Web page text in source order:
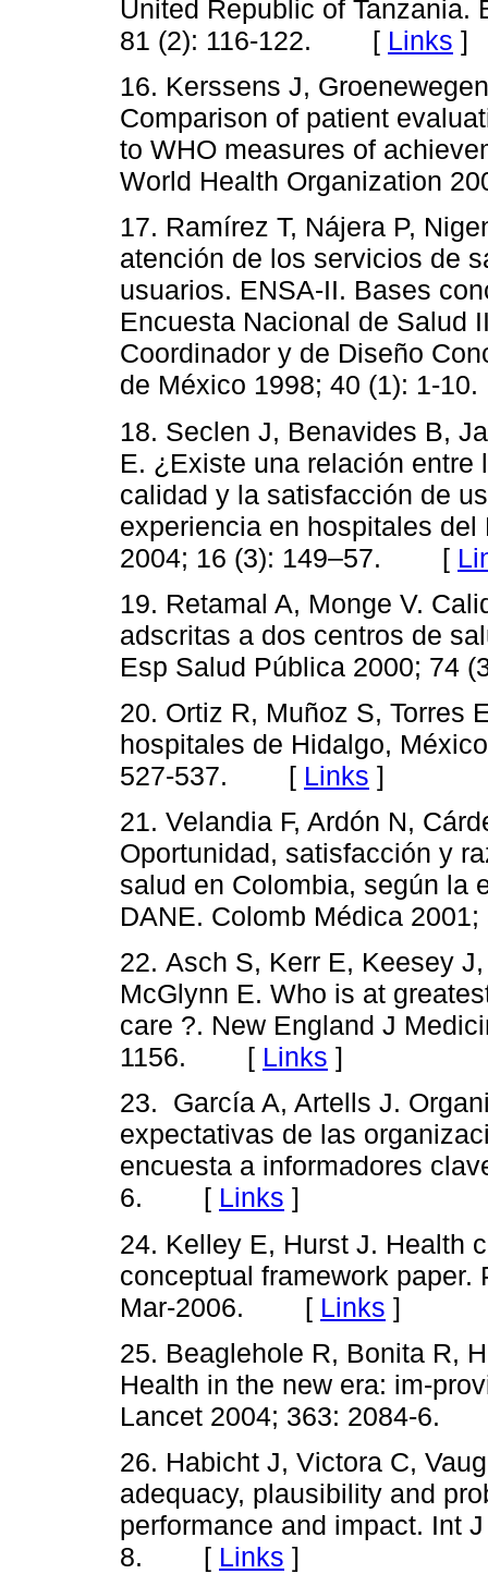
United Republic of Tanzania.
81 (2): 116-122. [ Links ]
16. Kerssens J,
Comparison of patient
to WHO measures of
World Health Organization
17. Ramírez T, Nájera P,
atención de los servicios de
usuarios. ENSA-II. Bases
Encuesta Nacional de Salud
Coordinador y de Diseño
de México 1998; 40 (1):
18. Seclen J, Benavides B,
E. ¿Existe una relación entre
calidad y la satisfacción de
experiencia en hospitales
2004; 16 (3): 149–57. [
19. Retamal A, Monge V.
adscritas a dos centros de
Esp Salud Pública 2000;
20. Ortiz R, Muñoz S, Torres
hospitales de Hidalgo,
527-537. [ Links ]
21. Velandia F, Ardón N,
Oportunidad, satisfacción y
salud en Colombia, según la
DANE. Colomb Médica
22. Asch S, Kerr E, Keesey
McGlynn E. Who is at
care ?. New England J
1156. [ Links ]
23. García A, Artells J.
expectativas de las
encuesta a informadores
6. [ Links ]
24. Kelley E, Hurst J. Health
conceptual framework
Mar-2006. [ Links ]
25. Beaglehole R, Bonita R,
Health in the new era: im-
Lancet 2004; 363: 2084-
26. Habicht J, Victora C,
adequacy, plausibility and
performance and impact. Int
8. [ Links ]